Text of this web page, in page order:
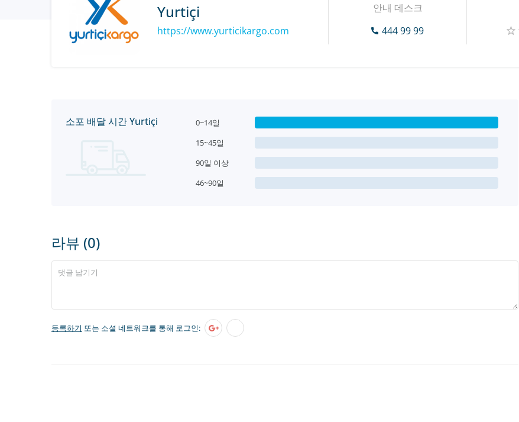
Yurtiçi
https://www.yurticikargo.com
안내 데스크
444 99 99
소포 배달 시간 Yurtiçi
0~14일
15~45일
90일 이상
46~90일
라뷰 (0)
등록하기 또는 소셜 네트워크를 통해 로그인: